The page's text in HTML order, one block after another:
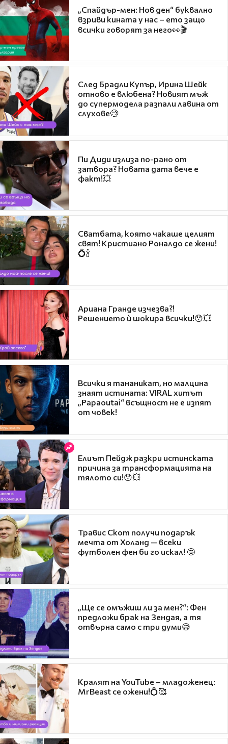
„Спайдър-мен: Нов ден“ буквално
взриви кината у нас – ето защо
всички говорят за него👀🎬
След Брадли Купър, Ирина Шейк
отново е влюбена? Новият мъж
до супермодела разпали лавина от
слухове🧐
Пи Диди излиза по-рано от
затвора? Новата дата вече е
факт!💥
Сватбата, която чакаше целият
свят! Кристиано Роналдо се жени!
💍🍾
Ариана Гранде изчезва?!
Решението ѝ шокира всички!😯💥
Всички я тананикат, но малцина
знаят истината: VIRAL хитът
„Papaoutai“ всъщност не е изпят
от човек!
Елиът Пейдж разкри истинската
причина за трансформацията на
тялото си!😯💥
Травис Скот получи подарък
мечта от Холанд — всеки
футболен фен би го искал! 🤩
„Ще се омъжиш ли за мен?“: Фен
предложи брак на Зендая, а тя
отвърна само с три думи😅
Кралят на YouTube – младоженец:
MrBeast се ожени!💍🥰